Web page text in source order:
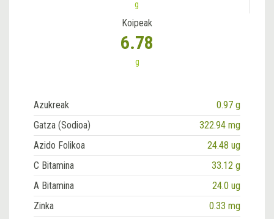
g
Koipeak
6.78
g
Azukreak
0.97 g
Gatza (Sodioa)
322.94 mg
Azido Folikoa
24.48 ug
C Bitamina
33.12 g
A Bitamina
24.0 ug
Zinka
0.33 mg